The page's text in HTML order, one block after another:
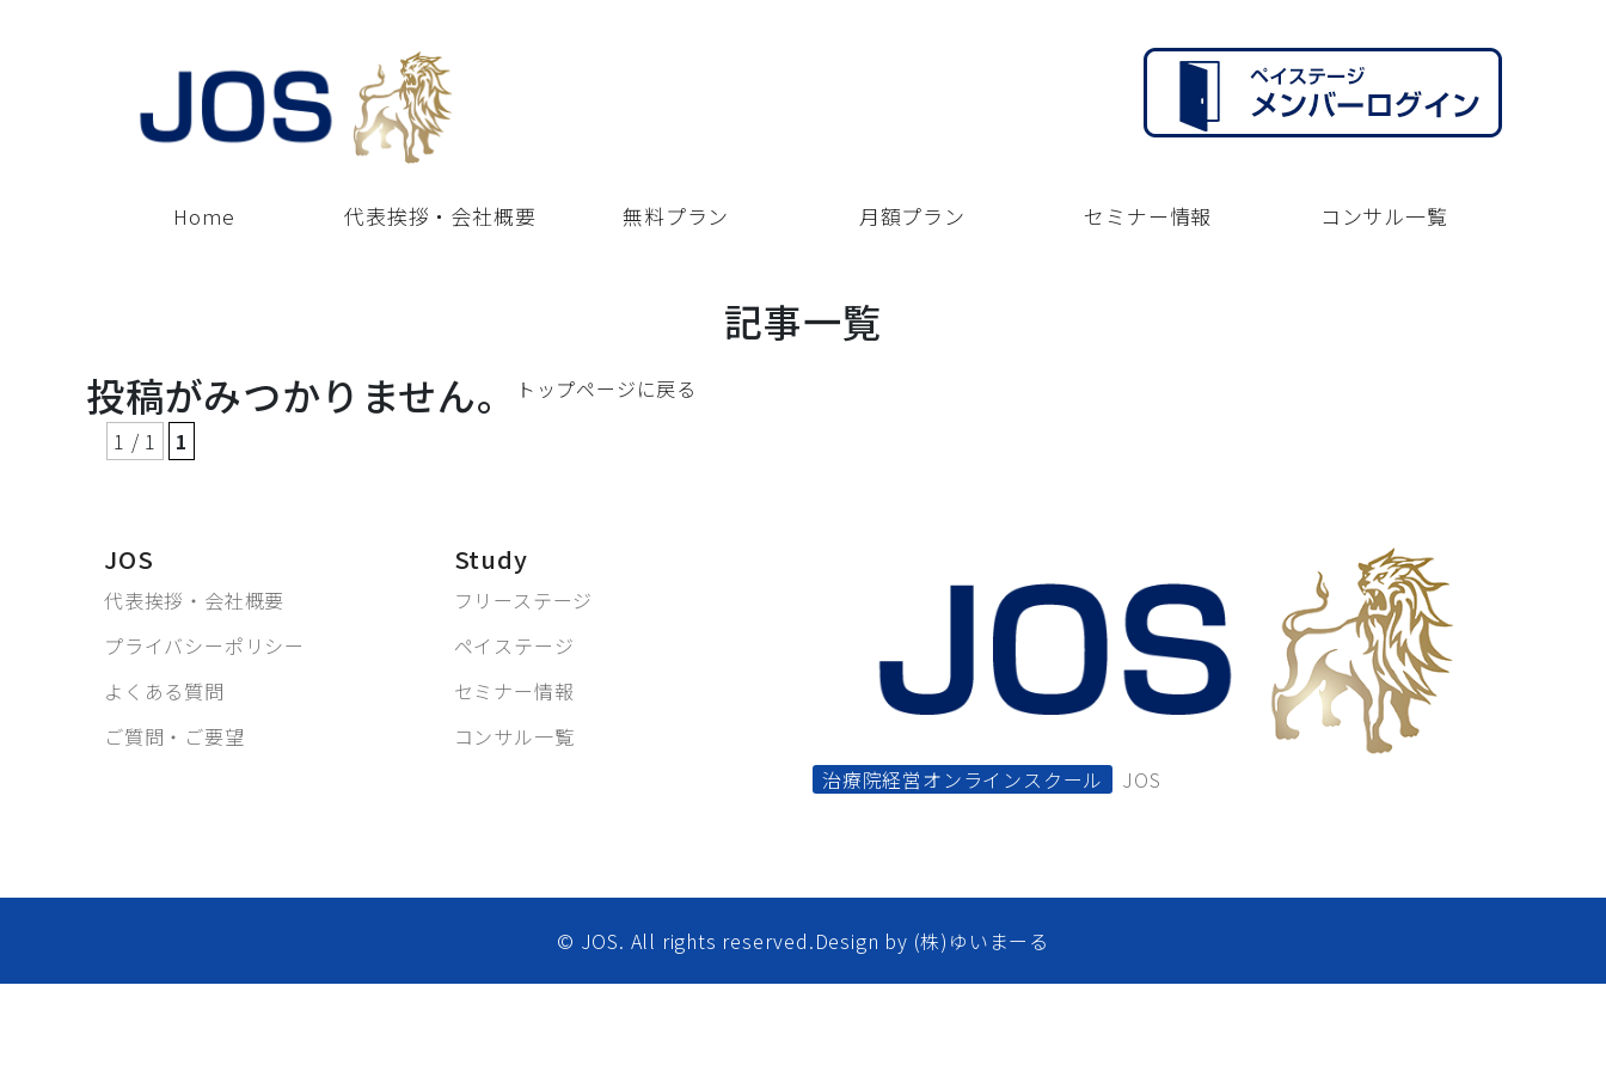
Home 代表挨拶・会社概要 無料プラン 月額プラン セミナー情報 コンサル一覧
記事一覧
投稿がみつかりません。
トップページに戻る
1 / 1
1
JOS
代表挨拶・会社概要
プライバシーポリシー
よくある質問
ご質問・ご要望
Study
フリーステージ
ペイステージ
セミナー情報
コンサル一覧
治療院経営オンラインスクール
JOS
© JOS. All rights reserved.Design by (株)ゆいまーる